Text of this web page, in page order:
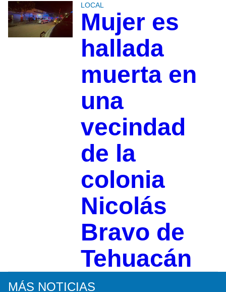
LOCAL
Mujer es
hallada
muerta en
una
vecindad
de la
colonia
Nicolás
Bravo de
Tehuacán
MÁS NOTICIAS